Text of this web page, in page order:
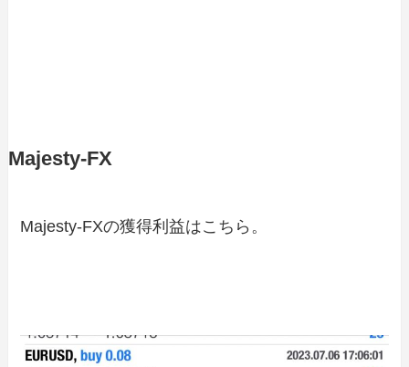
Majesty-FX
Majesty-FXの獲得利益はこちら。